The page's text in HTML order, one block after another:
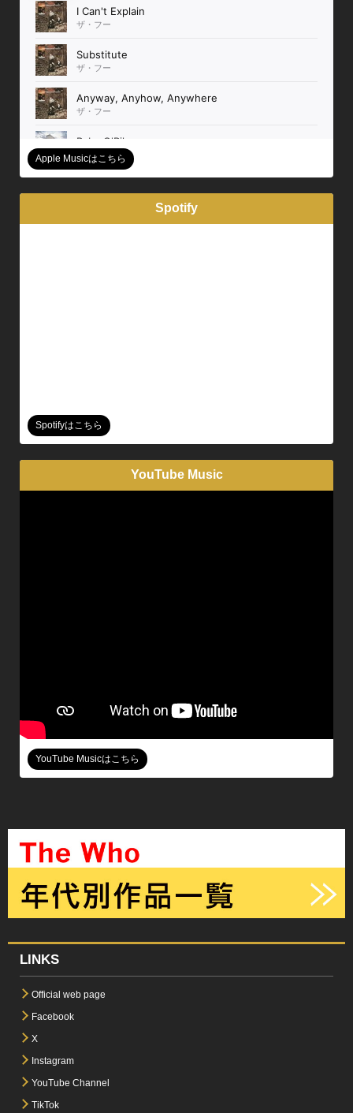
Apple Musicはこちら
Spotify
Spotifyはこちら
YouTube Music
YouTube Musicはこちら
LINKS
Official web page
Facebook
X
Instagram
YouTube Channel
TikTok